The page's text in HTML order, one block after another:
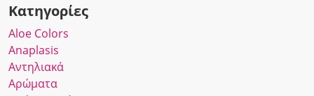
Κατηγορίες
Αloe Colors
Anaplasis
Αντηλιακά
Αρώματα